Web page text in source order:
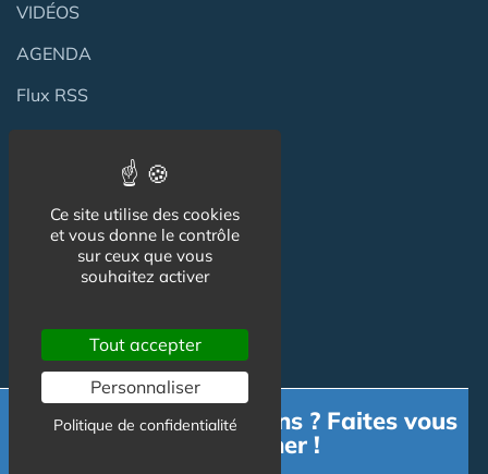
VIDÉOS
AGENDA
Flux RSS
Newsletter
Reseaux Sociaux
Besoin d'informations ? Faites vous
accompagner !
Ce site utilise des cookies
et vous donne le contrôle
sur ceux que vous
souhaitez activer
Tout accepter
Personnaliser
Politique de confidentialité